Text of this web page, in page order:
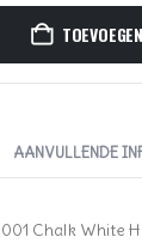
AANVULLENDE
Chalk White